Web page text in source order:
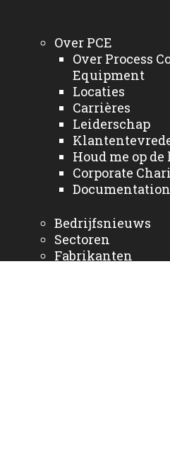
Over PCE
Over Process
Equipment
Locaties
Carrières
Leiderschap
Houd me op de
Corporate
Documentation
Bedrijfsnieuws
Sectoren
Fabrikanten